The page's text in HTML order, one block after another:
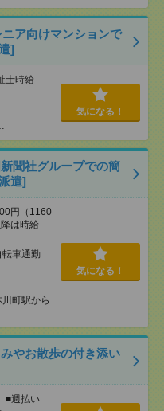
ニア向けマンションで
]
士時給
気になる！
聞社グループでの簡
遣]
円（1160
は時給
転車通勤
川町駅から
気になる！
やお散歩の付き添い
■週払い